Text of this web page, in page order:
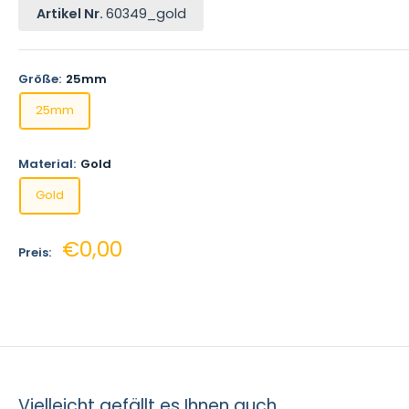
Artikel Nr. 60349_gold
Größe: 25mm
25mm
Material: Gold
Gold
Preis: Sonderpreis
€0,00